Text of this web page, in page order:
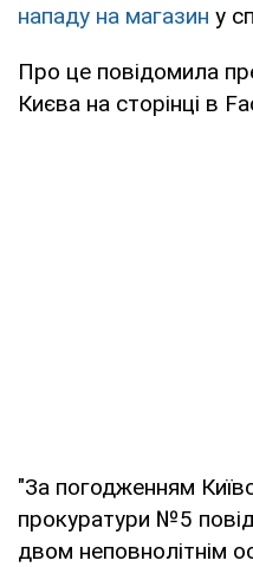
нападу на магазин у
Про це повідомила
Києва на сторінці в
"За погодженням
прокуратури №5
двом неповнолітнім